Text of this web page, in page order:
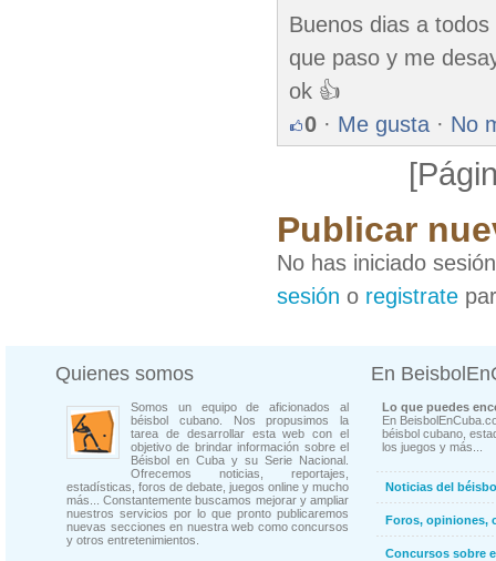
Buenos dias a
que paso y me
ok 👍
0 · Me gusta · No
Publicar
No has iniciado
sesión o registrate
Quienes somos
Somos un equipo de aficionados al
béisbol cubano. Nos propusimos la
tarea de desarrollar esta web con el
objetivo de brindar información sobre el
Béisbol en Cuba y su Serie Nacional.
Ofrecemos noticias, reportajes,
estadísticas, foros de debate, juegos online y mucho
más... Constantemente buscamos mejorar y ampliar
nuestros servicios por lo que pronto publicaremos
nuevas secciones en nuestra web como concursos
y otros entretenimientos.
En
Lo que puedes
En
béisbol cubano,
los juegos y más...
Noticias del
Foros, opiniones,
Concursos sobre